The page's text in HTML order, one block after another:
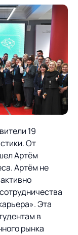
19
От
Артём
Артём не
Эта
в
рынка